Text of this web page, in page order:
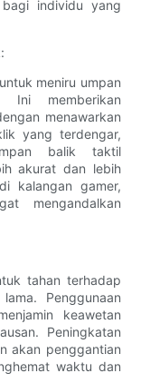
bagi individu yang
meniru umpan
Ini memberikan
menawarkan
yang terdengar,
balik taktil
akurat dan lebih
kalangan gamer,
mengandalkan
tahan terhadap
Penggunaan
keawetan
Peningkatan
akan penggantian
waktu dan